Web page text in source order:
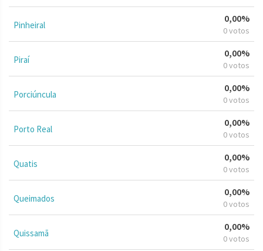
Pinheiral
0,00%
0 votos
Piraí
0,00%
0 votos
Porciúncula
0,00%
0 votos
Porto Real
0,00%
0 votos
Quatis
0,00%
0 votos
Queimados
0,00%
0 votos
Quissamã
0,00%
0 votos